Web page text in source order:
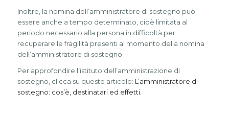
Inoltre, la nomina dell’amministratore di sostegno può
essere anche a tempo determinato, cioè limitata al
periodo necessario alla persona in difficoltà per
recuperare le fragilità presenti al momento della nomina
dell’amministratore di sostegno.
Per approfondire l’istituto dell’amministrazione di
sostegno, clicca su questo articolo: L’amministratore di
sostegno: cos’è, destinatari ed effetti.